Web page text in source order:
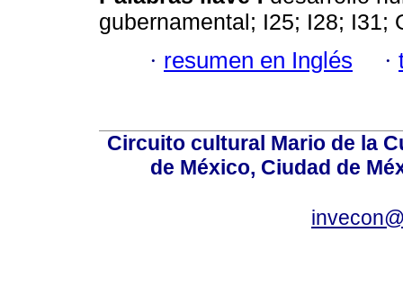
gubernamental; I25; I28; I31;
· resumen en Inglés ·
Circuito cultural Mario de la
de México, Ciudad de